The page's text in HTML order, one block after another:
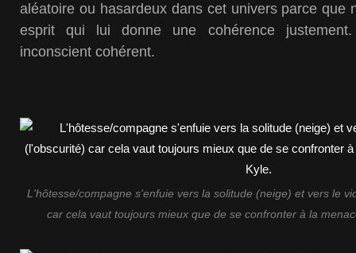
aléatoire ou hasardeux dans cet univers parce que
esprit qui lui donne une cohérence
inconscient cohérent.
L'hôtesse/compagne s'enfuie vers la solitude (neige) et vers le
car cela vaut toujours mieux que de se confronter à la